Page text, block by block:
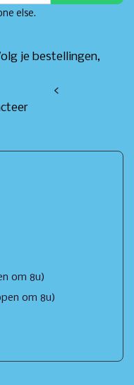
else.
je bestellingen,
<
om 8u)
om 8u)